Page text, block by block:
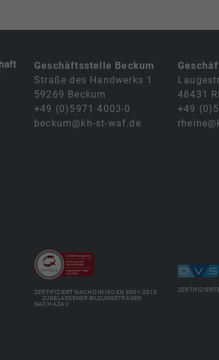
Geschäftsstelle Beckum
Straße des Handwerks 1
59269 Beckum
+49 (0)5971 4003-0
beckum@kh-st-waf.de
48431
+49
ZERTIFIZIERT NACH DIN ISO EN 9001-2015
ZUGELASSENER BILDUNGSTRÄGER
NACH AZAV